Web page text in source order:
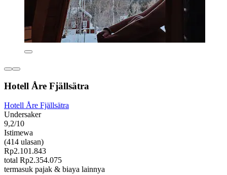
Hotell Åre Fjällsätra
Hotell Åre Fjällsätra
Undersaker
9,2/10
Istimewa
(414 ulasan)
Rp2.101.843
total Rp2.354.075
termasuk pajak & biaya lainnya